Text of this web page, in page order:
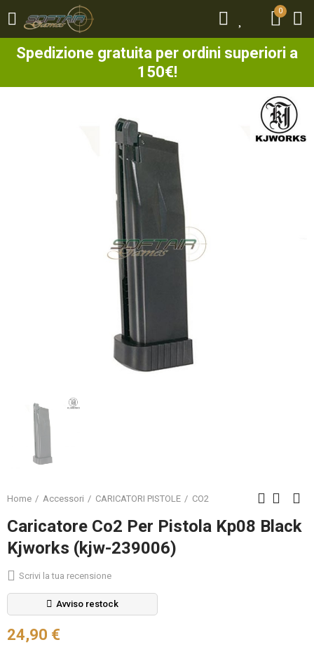
0
Spedizione gratuita per ordini superiori a
150€!
0
Home Accessori CARICATORI PISTOLE CO2
Caricatore Co2 Per Pistola Kp08 Black
Kjworks (kjw-239006)
Scrivi la tua recensione
Avviso restock
24,90 €